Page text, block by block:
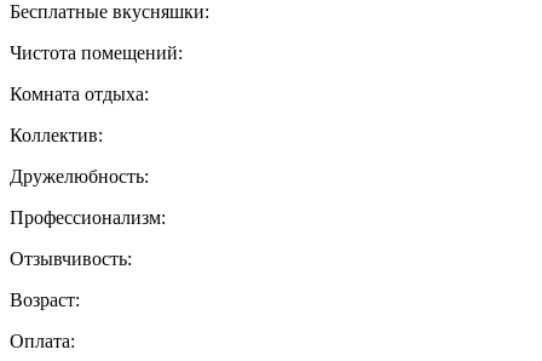
Бесплатные вкусняшки:
Чистота помещений:
Комната отдыха:
Коллектив:
Дружелюбность:
Профессионализм:
Отзывчивость:
Возраст:
Оплата: